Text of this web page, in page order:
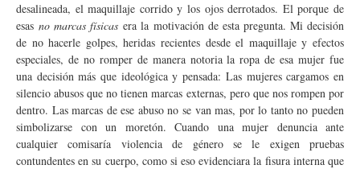
desalineada, el maquillaje corrido y los ojos derrotados. El porque de
esasno marcas físicas era la motivación de esta pregunta. Mi decisión
de no hacerle golpes, heridas recientes desde el maquillaje y efectos
especiales, de no romper de manera notoria la ropa de esa mujer fue
una decisión más que ideológica y pensada: Las mujeres cargamos en
silencio abusos que no tienen marcas externas, pero que nos rompen por
dentro. Las marcas de ese abuso no se van mas, por lo tanto no pueden
simbolizarse con un moretón. Cuando una mujer denuncia ante
cualquier comisaría violencia de género se le exigen pruebas
contundentes en su cuerpo, como si eso evidenciara la fisura interna que